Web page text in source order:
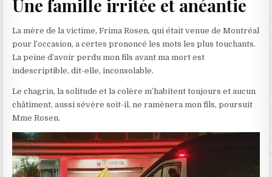
Une famille irritée et anéantie
La mère de la victime, Frima Rosen, qui était venue de Montréal
pour l’occasion, a certes prononcé les mots les plus touchants.
La peine d’avoir perdu mon fils avant ma mort est
indescriptible, dit-elle, inconsolable.
Le chagrin, la solitude et la colère m’habitent toujours et aucun
châtiment, aussi sévère soit-il, ne ramènera mon fils, poursuit
Mme Rosen.